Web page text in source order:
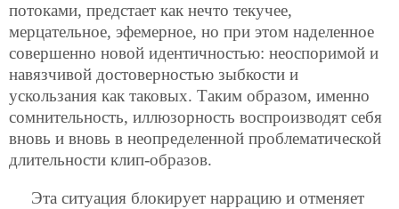
потоками, предстает как нечто текучее,
мерцательное, эфемерное, но при этом наделенное
совершенно новой идентичностью: неоспоримой и
навязчивой достоверностью зыбкости и
ускользания как таковых. Таким образом, именно
сомнительность, иллюзорность воспроизводят себя
вновь и вновь в неопределенной проблематической
длительности клип-образов.
Эта ситуация блокирует наррацию и отменяет